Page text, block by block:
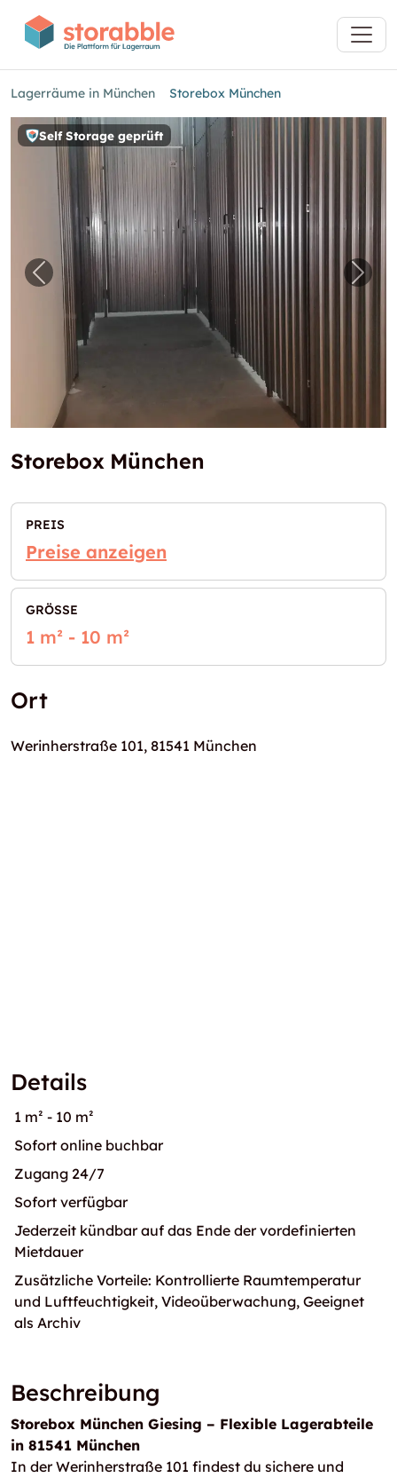
Lagerräume in München Storebox München
Self Storage geprüft
Vorheriges Bild für "Storebox München"
Storebox München
PREIS
Preise anzeigen
GRÖSSE
1 m² - 10 m²
Ort
Werinherstraße 101, 81541 München
Details
1 m² - 10 m²
Sofort online buchbar
Zugang 24/7
Sofort verfügbar
Jederzeit kündbar auf das Ende der vordefinierten
Mietdauer
Zusätzliche Vorteile: Kontrollierte Raumtemperatur
und Luftfeuchtigkeit, Videoüberwachung, Geeignet
als Archiv
Beschreibung
Storebox München Giesing – Flexible Lagerabteile
in 81541 München
In der Werinherstraße 101 findest du sichere und